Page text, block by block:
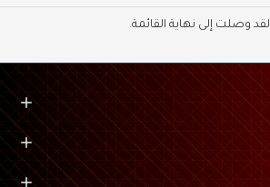
لقد وصلت إلى نهاية القائمة.